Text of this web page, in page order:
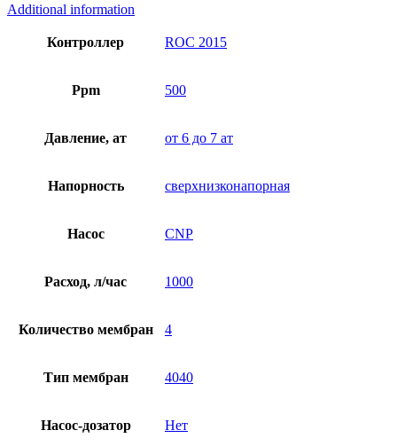
Additional information
Контроллер ROC 2015
Ppm 500
Давление, ат от 6 до 7 ат
Напорность сверхнизконапорная
Насос CNP
Расход, л/час 1000
Количество мембран 4
Тип мембран 4040
Насос-дозатор Нет